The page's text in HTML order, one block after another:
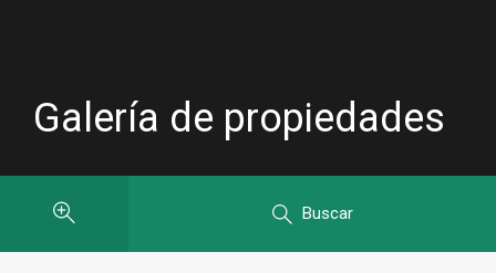
Galería de propiedades
Buscar